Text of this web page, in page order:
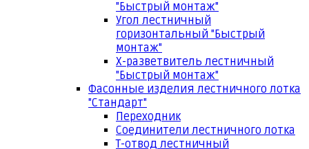
"Быстрый монтаж"
Угол лестничный
горизонтальный "Быстрый
монтаж"
Х-разветвитель лестничный
"Быстрый монтаж"
Фасонные изделия лестничного лотка
"Стандарт"
Переходник
Соединители лестничного лотка
Т-отвод лестничный